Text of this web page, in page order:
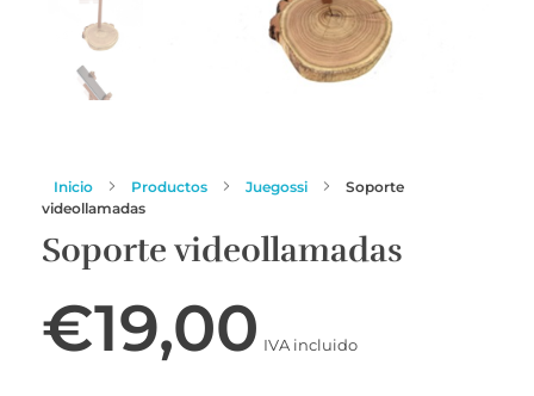
Inicio Productos Juegossi
Soporte
videollamadas
Soporte videollamadas
€19,00 IVA incluido